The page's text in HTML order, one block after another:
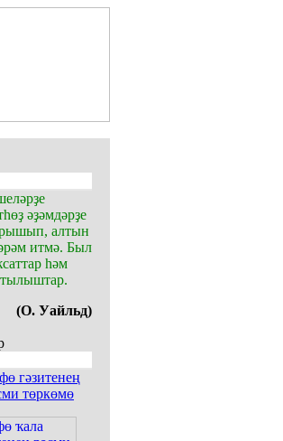
әҙәмдәрҙе
алтын
итмә. Был
һәм
(О. Уайльд)